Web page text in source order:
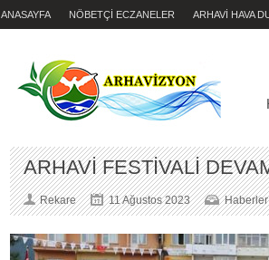
ANASAYFA NÖBETÇİ ECZANELER ARHAVİ HAVA
ARHAVİ FESTİVALİ
Rekare 11 Ağustos 2023 Haberler